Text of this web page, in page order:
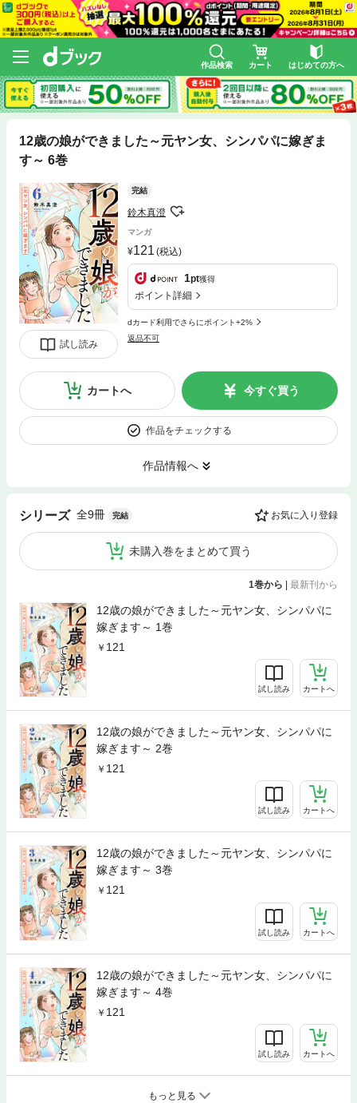
作品検索 カート はじめての方へ
12歳の娘ができました～元ヤン女、シンパパに嫁ぎま
す～ 6巻
試し読み
完結
鈴木真澄
マンガ
121 (税込)
1pt獲得
ポイント詳細
dカード利用でさらにポイント+2%
返品不可
カートへ 今すぐ買う
作品をチェックする
作品情報へ
シリーズ 全9冊 完結 お気に入り登録
未購入巻をまとめて買う
1巻から | 最新刊から
12歳の娘ができました～元ヤン女、シンパパに
嫁ぎます～ 1巻
121
試し読み カートへ
12歳の娘ができました～元ヤン女、シンパパに
嫁ぎます～ 2巻
121
試し読み カートへ
12歳の娘ができました～元ヤン女、シンパパに
嫁ぎます～ 3巻
121
試し読み カートへ
12歳の娘ができました～元ヤン女、シンパパに
嫁ぎます～ 4巻
121
試し読み カートへ
もっと見る